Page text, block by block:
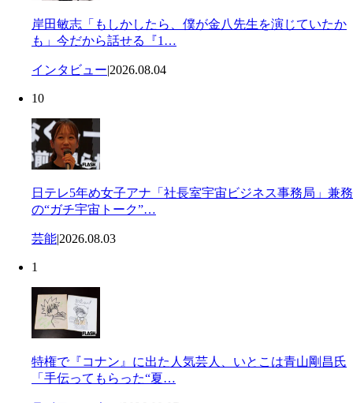
岸田敏志「もしかしたら、僕が金八先生を演じていたか
も」今だから話せる『1…
インタビュー|2026.08.04
10
日テレ5年め女子アナ「社長室宇宙ビジネス事務局」兼務
の“ガチ宇宙トーク”…
芸能|2026.08.03
1
特権で『コナン』に出た人気芸人、いとこは青山剛昌氏
「手伝ってもらった“夏…